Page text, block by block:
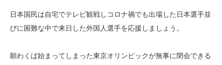
日本国民は自宅でテレビ観戦しコロナ禍でも出場した日本選手並
びに困難な中で来日した外国人選手を応援しましょう。
願わくば始まってしまった東京オリンピックが無事に閉会できる